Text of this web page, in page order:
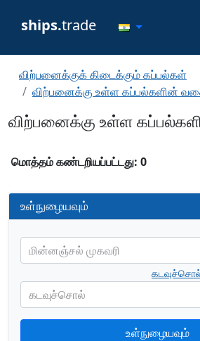
ships.trade
விற்பனைக்குக் கிடைக்கும் கப்பல்கள்
விற்பனைக்கு உள்ள கப்பல்களின்
விற்பனைக்கு உள்ள
மொத்தம் கண்டறியப்பட்டது: 0
உள்நுழையவும்
மின்னஞ்சல் முகவரி
கடவுச்சொல்
உள்நுழையவும்